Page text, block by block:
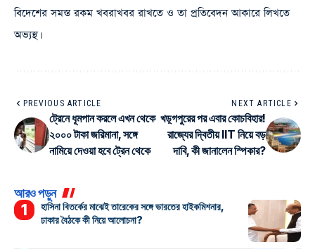
বিদেশের সমস্ত রকম খবরাখবর রাখতে ও তা প্রতিবেদন আকারে লিখতে
অভ্যস্থ।
PREVIOUS ARTICLE
ট্রেনে ধূমপান করলে এখন থেকে
২০০০ টাকা জরিমানা, সঙ্গে
নামিয়ে দেওয়া হবে ট্রেন থেকে
NEXT ARTICLE
খড়্গপুরের পর এবার কোচবিহার!
রাজ্যের দ্বিতীয় IIT নিয়ে বড়
দাবি, কী জানালেন স্পিকার?
আরও পড়ুন
হাসিনা বিতর্কের মাঝেই তারেকের সঙ্গে ভারতের হাইকমিশনার,
ঢাকার বৈঠকে কী নিয়ে আলোচনা?